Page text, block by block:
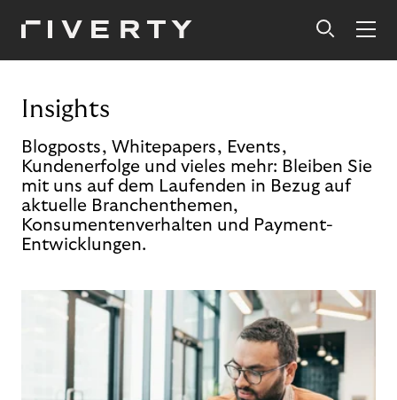
Insights
Blogposts, Whitepapers, Events,
Kundenerfolge und vieles mehr: Bleiben Sie
mit uns auf dem Laufenden in Bezug auf
aktuelle Branchenthemen,
Konsumentenverhalten und Payment-
Entwicklungen.